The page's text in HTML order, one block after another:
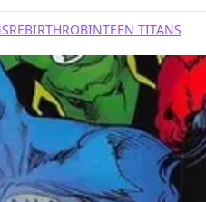
REBIRTHROBINTEEN TITANS